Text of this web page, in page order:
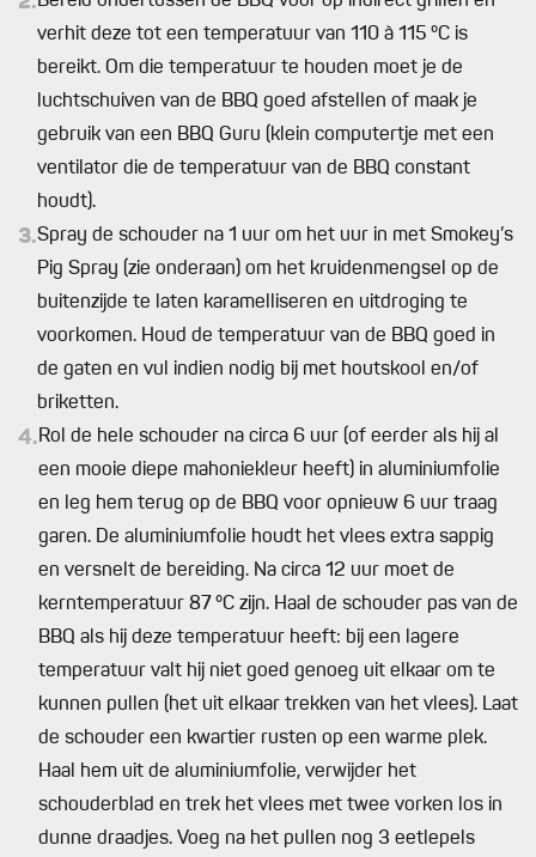
verhit deze tot een temperatuur van 110 à 115 °C is
bereikt. Om die temperatuur te houden moet je de
luchtschuiven van de BBQ goed afstellen of maak je
gebruik van een BBQ Guru (klein computertje met een
ventilator die de temperatuur van de BBQ constant
houdt).
3.Spray de schouder na 1 uur om het uur in met Smokey’s
Pig Spray (zie onderaan) om het kruidenmengsel op de
buitenzijde te laten karamelliseren en uitdroging te
voorkomen. Houd de temperatuur van de BBQ goed in
de gaten en vul indien nodig bij met houtskool en/of
briketten.
4.Rol de hele schouder na circa 6 uur (of eerder als hij al
een mooie diepe mahoniekleur heeft) in aluminiumfolie
en leg hem terug op de BBQ voor opnieuw 6 uur traag
garen. De aluminiumfolie houdt het vlees extra sappig
en versnelt de bereiding. Na circa 12 uur moet de
kerntemperatuur 87 °C zijn. Haal de schouder pas van de
BBQ als hij deze temperatuur heeft: bij een lagere
temperatuur valt hij niet goed genoeg uit elkaar om te
kunnen pullen (het uit elkaar trekken van het vlees). Laat
de schouder een kwartier rusten op een warme plek.
Haal hem uit de aluminiumfolie, verwijder het
schouderblad en trek het vlees met twee vorken los in
dunne draadjes. Voeg na het pullen nog 3 eetlepels